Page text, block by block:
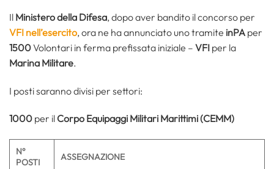
Il Ministero della Difesa, dopo aver bandito il concorso per
VFI nell’esercito, ora ne ha annunciato uno tramite inPA per
1500Volontari in ferma prefissata iniziale – VFI per la
Marina Militare.
I posti saranno divisi per settori:
1000 per il Corpo Equipaggi Militari Marittimi (CEMM)
N°
POSTI
ASSEGNAZIONE